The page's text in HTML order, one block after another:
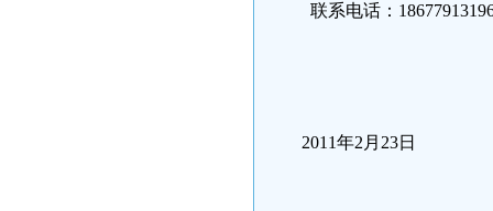
联系电话：
2011年2月23日